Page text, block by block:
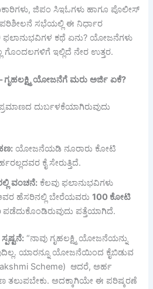
ಜಿಪಂ ಸಿಇಓಗಳು ಹಾಗೂ ಪೊಲೀಸ್
ಪರಿಶೀಲನೆ ಸಭೆಯಲ್ಲಿ ಈ ನಿರ್ಧಾರ
ಫಲಾನುಭವಿಗಳ ಕಥೆ ಏನು? ಯೋಜನೆಗಳು
ಗೊಂದಲಗಳಿಗೆ ಇಲ್ಲಿದೆ ನೇರ ಉತ್ತರ.
ಯೋಜನೆಗೆ ಮರು ಅರ್ಜಿ ಏಕೆ?
ದುರ್ಬಳಕೆಯಾಗಿರುವುದು
: ಯೋಜನೆಯಡಿ ನೂರಾರು ಕೋಟಿ
ಕೈ ಸೇರುತ್ತಿದೆ.
ವಂಚನೆ: ಕೆಲವು ಫಲಾನುಭವಿಗಳು
ಹೆಸರಿನಲ್ಲಿ ಬೇರೆಯವರು100 ಕೋಟಿ
ಪಡೆದುಕೊಂಡಿರುವುದು ಪತ್ತೆಯಾಗಿದೆ.
ಸ್ಪಷ್ಟನೆ: “ನಾವು ಗೃಹಲಕ್ಷ್ಮಿ ಯೋಜನೆಯನ್ನು
ಯಾರನ್ನೂ ಯೋಜನೆಯಿಂದ ಕೈಬಿಡುವ
Scheme) ಆದರೆ, ಅರ್ಹ
ತಲುಪಬೇಕು. ಅದಕ್ಕಾಗಿಯೇ ಈ ಪರಿಷ್ಕರಣೆ